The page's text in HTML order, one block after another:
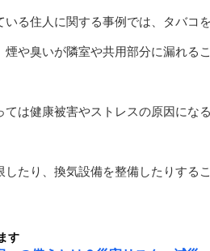
る住人に関する事例では、タバコ
煙や臭いが隣室や共用部分に漏れる
は健康被害やストレスの原因にな
たり、換気設備を整備したりする
す